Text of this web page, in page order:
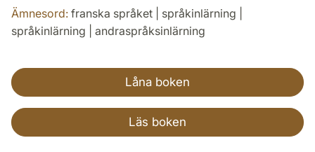
Ämnesord: franska språket | språkinlärning |
språkinlärning | andraspråksinlärning
Låna boken
Läs boken